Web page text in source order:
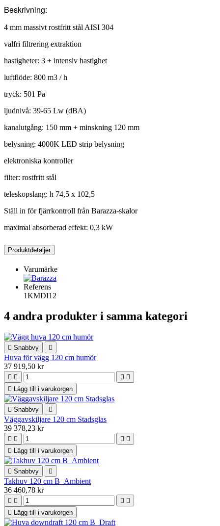
Beskrivning:
4 mm massivt rostfritt stål AISI 304
valfri filtrering extraktion
hastigheter: 3 + intensiv hastighet
luftflöde: 800 m3 / h
tryck: 501 Pa
ljudnivå: 39-65 Lw (dBA)
kanalutgång: 150 mm + minskning 120 mm
belysning: 4000K LED strip belysning
elektroniska kontroller
filter: rostfritt stål
teleskopslang: h 74,5 x 102,5
Ställ in för fjärrkontroll från Barazza-skalor
maximal absorberad effekt: 0,3 kW
Produktdetaljer
Varumärke
Referens
1KMDI12
4 andra produkter i samma kategori
 Snabbvy 
Huva för vägg 120 cm humör
37 919,50 kr
   
 Lägg till i varukorgen
 Snabbvy 
Väggavskiljare 120 cm Stadsglas
39 378,23 kr
   
 Lägg till i varukorgen
 Snabbvy 
Takhuv 120 cm B_Ambient
36 460,78 kr
   
 Lägg till i varukorgen